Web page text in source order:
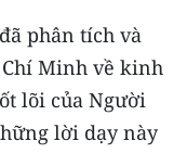
phân tích và
Minh về kinh
lõi của Người
lời dạy này